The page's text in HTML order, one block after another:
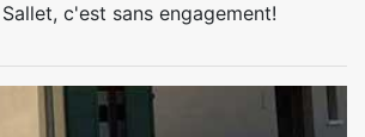
c'est sans engagement!